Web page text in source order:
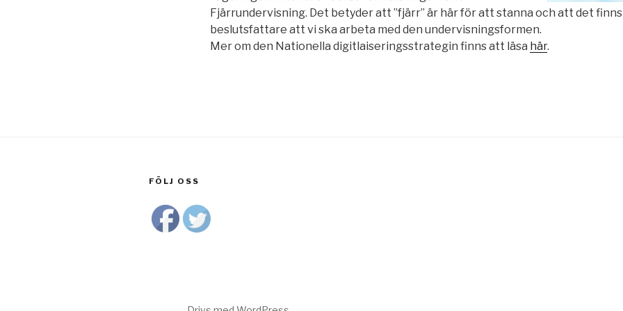
Fjärrundervisning. Det betyder att ”fjärr” är här för att stanna och att det
beslutsfattare att vi ska arbeta med den undervisningsformen.
Mer om den Nationella digitlaiseringsstrategin finns att läsa här.
FÖLJ OSS